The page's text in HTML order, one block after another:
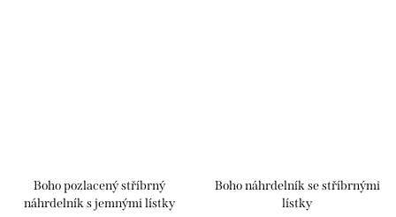
Boho pozlacený stříbrný
náhrdelník s jemnými lístky
Boho náhrdelník se stříbrnými
lístky